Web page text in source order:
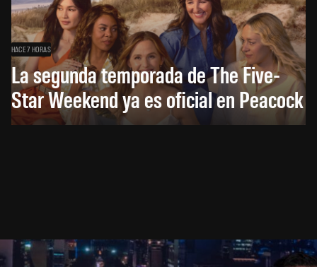
HACE 7 HORAS
La segunda temporada de The Five-
Star Weekend ya es oficial en Peacock